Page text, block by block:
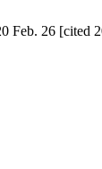
Feb. 26